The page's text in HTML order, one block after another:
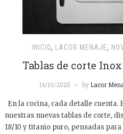
INICIO, LACOR MENAJE,
Tablas de corte
16/10/2025 by Lacor
En la cocina, cada detalle cuenta.
nuestras nuevas tablas de corte,
18/10 y titanio puro, pensadas